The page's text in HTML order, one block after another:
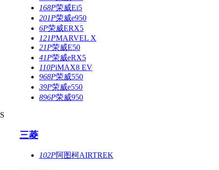
168P荣威Ei5
201P荣威e950
6P荣威ERX5
121PMARVEL X
21P荣威E50
41P荣威eRX5
110PiMAX8 EV
968P荣威550
39P荣威e550
896P荣威950
S
三菱
102P阿图柯AIRTREK